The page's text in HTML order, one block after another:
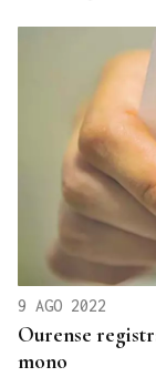
9 AGO 2022
Ourense
mono